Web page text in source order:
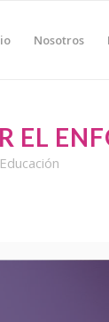
Nosotros
EL